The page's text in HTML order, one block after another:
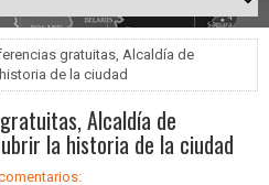
gratuitas, Alcaldía de
de la ciudad
Alcaldía de
la historia de la ciudad